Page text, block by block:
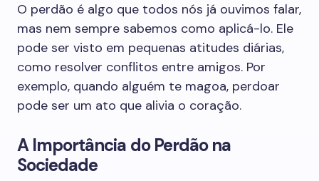
O perdão é algo que todos nós já ouvimos falar,
mas nem sempre sabemos como aplicá-lo. Ele
pode ser visto em pequenas atitudes diárias,
como resolver conflitos entre amigos. Por
exemplo, quando alguém te magoa, perdoar
pode ser um ato que alivia o coração.
A Importância do Perdão na
Sociedade